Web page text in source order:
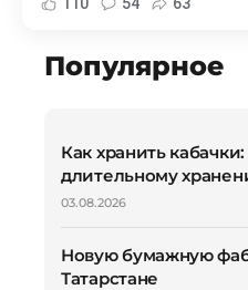
110 54 63
Популярное
Как хранить
длительному
03.08.2026
Новую бумажную
Татарстане